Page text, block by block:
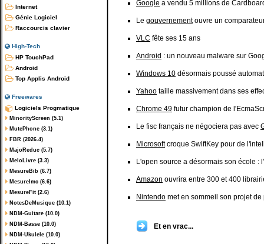
Internet
Génie Logiciel
Raccourcis clavier
High-Tech
HP TouchPad
Android
Top Applis Android
Freewares
Logiciels Progmatique
MinorityScreen (5.1)
MutePhone (3.1)
FBR (2026.4)
MajoReduc (5.7)
MeloLivre (3.3)
MesureBib (6.7)
MesureImc (6.6)
MesureFit (2.6)
NotesDeMusique (10.1)
NDM-Guitare (10.0)
NDM-Basse (10.0)
NDM-Ukulele (10.0)
Google a vendu 5 millions de
Le gouvernementouvre un
VLC fête ses 15 ans
Android : un nouveau malware sur
Windows 10 désormais poussé
Yahoo taille massivement dans ses
Chrome 49 futur champion de
Le fisc français ne négociera pas avec
Microsoftcroque SwiftKey pour de
L'open source a désormais son école : l'
Amazon ouvrira entre 300 et 400
Nintendo met en sommeil son projet
Et en vrac...